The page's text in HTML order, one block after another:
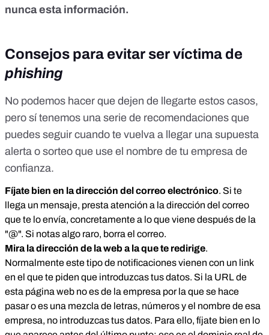
nunca esta información.
Consejos para evitar ser víctima de
phishing
No podemos hacer que dejen de llegarte estos casos,
pero sí tenemos una serie de recomendaciones que
puedes seguir cuando te vuelva a llegar una supuesta
alerta o sorteo que use el nombre de tu empresa de
confianza.
Fíjate bien en la dirección del correo electrónico. Si te
llega un mensaje, presta atención a la dirección del correo
que te lo envía, concretamente a lo que viene después de la
"@". Si notas algo raro, borra el correo.
Mira la dirección de la web a la que te redirige.
Normalmente este tipo de notificaciones vienen con un link
en el que te piden que introduzcas tus datos. Si la URL de
esta página web no es de la empresa por la que se hace
pasar o es una mezcla de letras, números y el nombre de esa
empresa, no introduzcas tus datos. Para ello, fíjate bien en lo